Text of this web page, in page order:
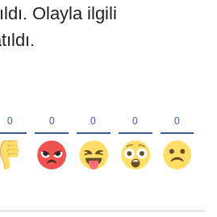
Olayla ilgili